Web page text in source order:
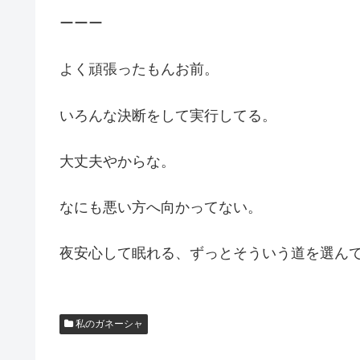
ーーー
よく頑張ったもんお前。
いろんな決断をして実行してる。
大丈夫やからな。
なにも悪い方へ向かってない。
夜安心して眠れる、ずっとそういう道を選ん
私のガネーシャ